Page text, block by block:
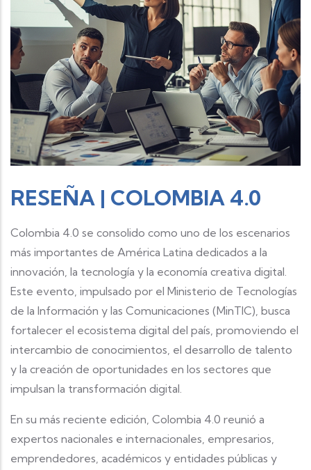
RESEÑA | COLOMBIA 4.0
Colombia 4.0 se consolido como uno de los escenarios
más importantes de América Latina dedicados a la
innovación, la tecnología y la economía creativa digital.
Este evento, impulsado por el Ministerio de Tecnologías
de la Información y las Comunicaciones (MinTIC), busca
fortalecer el ecosistema digital del país, promoviendo el
intercambio de conocimientos, el desarrollo de talento
y la creación de oportunidades en los sectores que
impulsan la transformación digital.
En su más reciente edición, Colombia 4.0 reunió a
expertos nacionales e internacionales, empresarios,
emprendedores, académicos y entidades públicas y